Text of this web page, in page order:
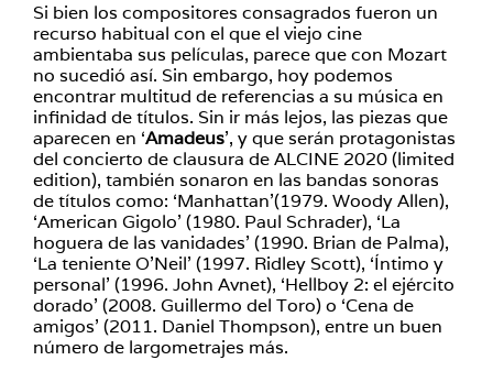
Si bien los compositores consagrados fueron un
recurso habitual con el que el viejo cine
ambientaba sus películas, parece que con Mozart
no sucedió así. Sin embargo, hoy podemos
encontrar multitud de referencias a su música en
infinidad de títulos. Sin ir más lejos, las piezas que
aparecen en ‘Amadeus’, y que serán protagonistas
del concierto de clausura de ALCINE 2020 (limited
edition), también sonaron en las bandas sonoras
de títulos como: ‘Manhattan’(1979. Woody Allen),
‘American Gigolo’ (1980. Paul Schrader), ‘La
hoguera de las vanidades’ (1990. Brian de Palma),
‘La teniente O’Neil’ (1997. Ridley Scott), ‘Íntimo y
personal’ (1996. John Avnet), ‘Hellboy 2: el ejército
dorado’ (2008. Guillermo del Toro) o ‘Cena de
amigos’ (2011. Daniel Thompson), entre un buen
número de largometrajes más.